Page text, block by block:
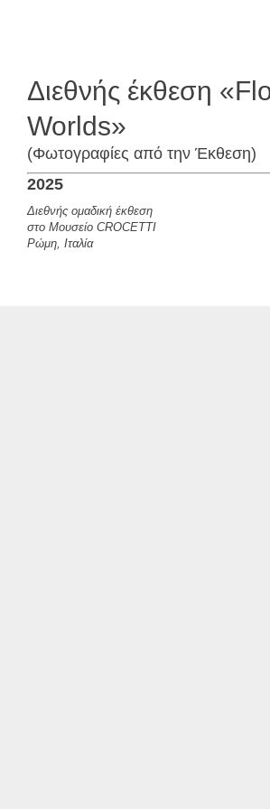
Διεθνής έκθεση
Worlds»
(Φωτογραφίες από την Έκθεση)
2025
Διεθνής ομαδική έκθεση
στο Μουσείο CROCETTI
Ρώμη, Ιταλία